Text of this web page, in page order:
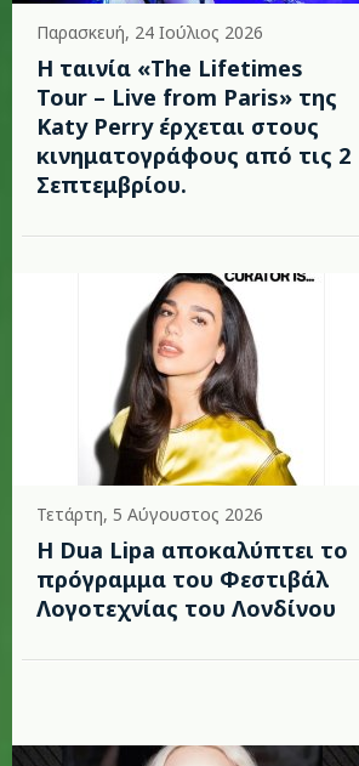
Παρασκευή, 24 Ιούλιος 2026
Η ταινία «The Lifetimes
Tour – Live from Paris» της
Katy Perry έρχεται στους
κινηματογράφους από τις 2
Σεπτεμβρίου.
Τετάρτη, 5 Αύγουστος 2026
Η Dua Lipa αποκαλύπτει το
πρόγραμμα του Φεστιβάλ
Λογοτεχνίας του Λονδίνου